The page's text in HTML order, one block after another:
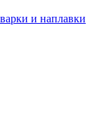
и наплавки